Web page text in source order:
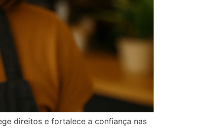
direitos e fortalece a confiança nas